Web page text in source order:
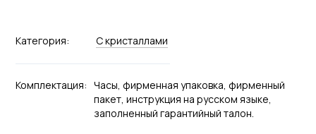
Категория: С кристаллами
Комплектация: Часы, фирменная упаковка, фирменный
пакет, инструкция на русском языке,
заполненный гарантийный талон.